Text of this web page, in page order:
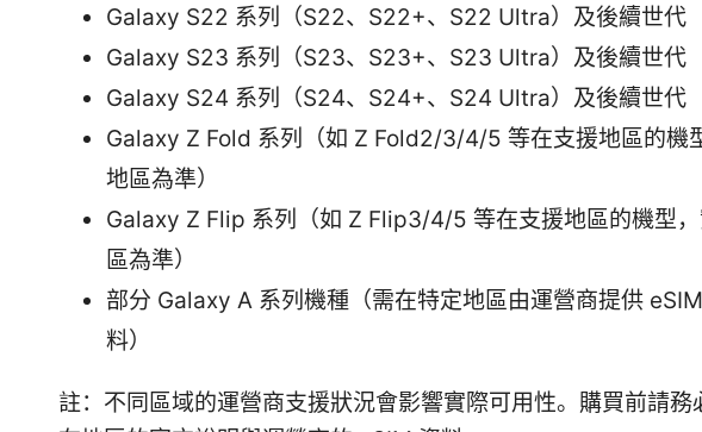
Galaxy S22 系列（S22、S22+、S22 Ultra）及後續世代
Galaxy S23 系列（S23、S23+、S23 Ultra）及後續世代
Galaxy S24 系列（S24、S24+、S24 Ultra）及後續世代
Galaxy Z Fold 系列（如 Z Fold2/3/4/5 等在支援地區的機
地區為準）
Galaxy Z Flip 系列（如 Z Flip3/4/5 等在支援地區的機型
區為準）
部分 Galaxy A 系列機種（需在特定地區由運營商提供
料）
註：不同區域的運營商支援狀況會影響實際可用性。購買前請務